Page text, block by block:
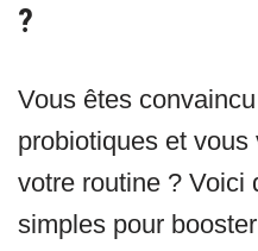
?
Vous êtes
probiotiques et
votre routine ? Voici
simples pour